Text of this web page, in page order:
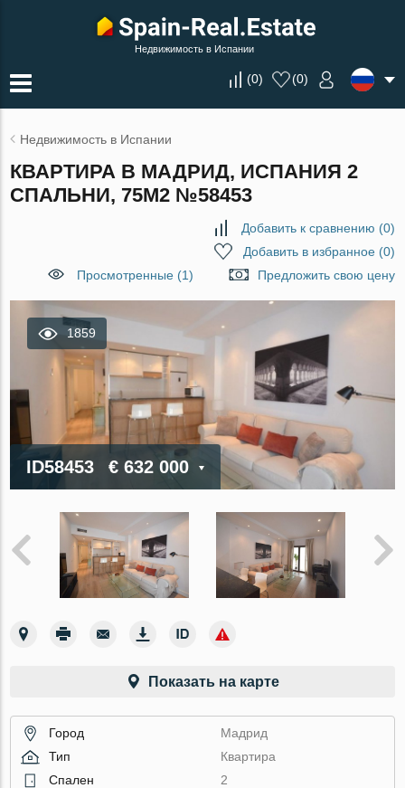
Недвижимость в Испании
(0) (0)
Недвижимость в Испании
КВАРТИРА В МАДРИД, ИСПАНИЯ 2
СПАЛЬНИ, 75М2 №58453
Добавить к сравнению (0)
Добавить в избранное(0)
Просмотренные (1)
Предложить свою цену
1859
ID58453 € 632 000
Показать на карте
Город
Мадрид
Тип
Квартира
Спален
2